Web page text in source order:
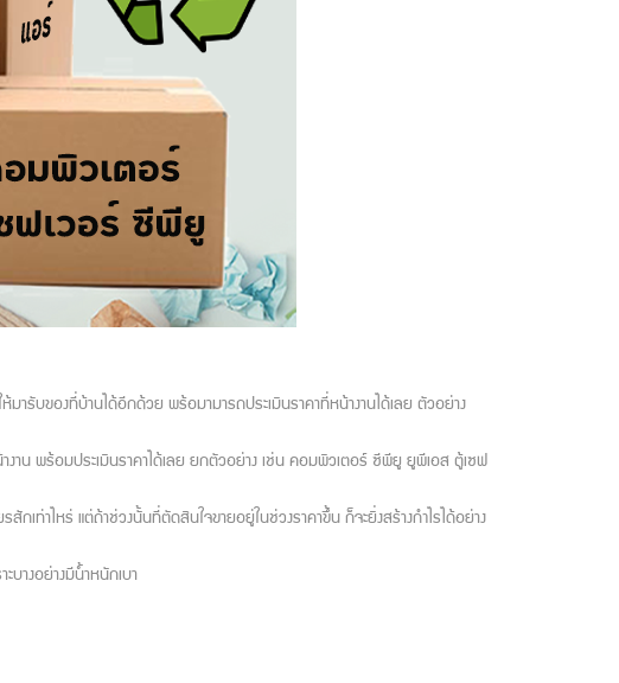
มารับของที่บ้านได้อีกด้วย พร้อมามารถประเมินราคาที่หน้างานได้เลย ตัวอย่าง
งาน พร้อมประเมินราคาได้เลย ยกตัวอย่าง เช่น คอมพิวเตอร์ ซีพียู ยูพีเอส ตู้เซฟ
สักเท่าไหร่ แต่ถ้าช่วงนั้นที่ตัดสินใจขายอยู่ในช่วงราคาขึ้น ก็จะยิ่งสร้างกำไรได้อย่าง
บางอย่างมีน้ำหนักเบา